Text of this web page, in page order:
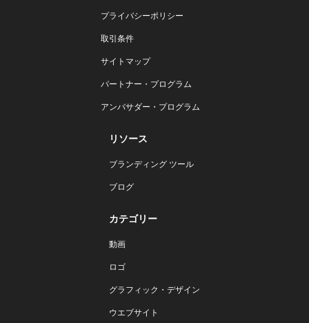
プライバシーポリシー
取引条件
サイトマップ
パートナー・プログラム
アンバサダー・プログラム
リソース
ブランディング ツール
ブログ
カテゴリー
動画
ロゴ
グラフィック・デザイン
ウエブサイト